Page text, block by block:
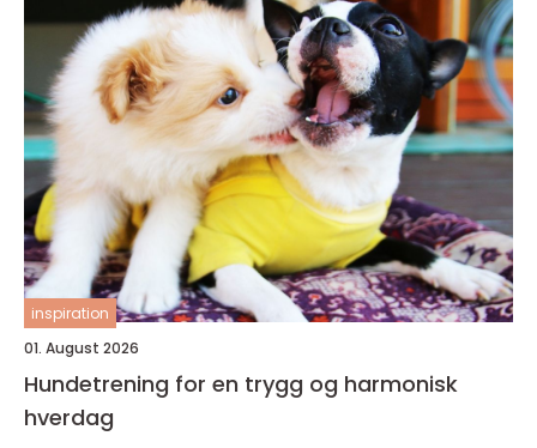
inspiration
01. August 2026
Hundetrening for en trygg og harmonisk
hverdag